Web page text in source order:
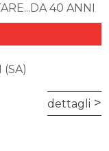
40 ANNI
(SA)
dettagli